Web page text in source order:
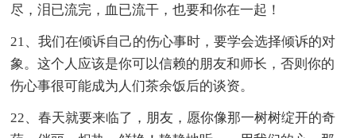
尽，泪已流完，血已流干，也要和你在一起！
21、我们在倾诉自己的伤心事时，要学会选择倾诉的对
象。这个人应该是你可以信赖的朋友和师长，否则你的
伤心事很可能成为人们茶余饭后的谈资。
22、春天就要来临了，朋友，愿你像那一树树绽开的奇